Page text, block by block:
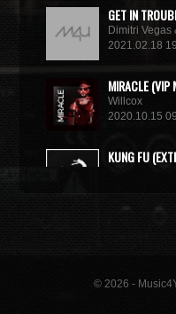
GET IN
Dimitri Vegas
2021.02.18
MIRACLE (VIP
Willcox
2020.10.15
KUNG FU
© 2026 -